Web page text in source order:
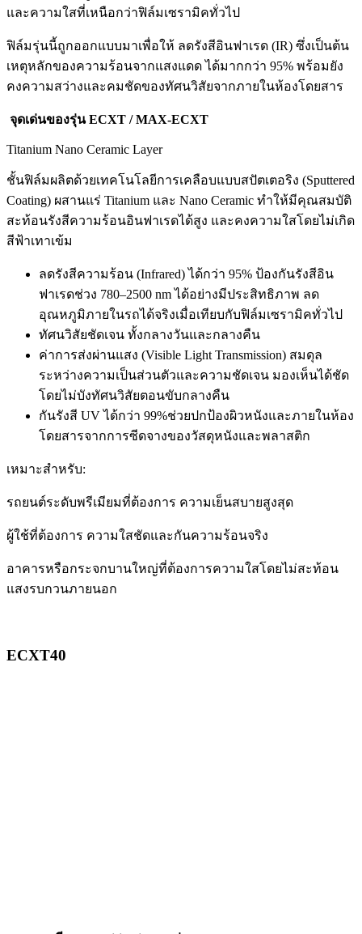
และความใสที่เหนือกว่าฟิล์มเซรามิคทั่วไป
ฟิล์มรุ่นนี้ถูกออกแบบมาเพื่อให้ ลดรังสีอินฟาเรด (IR) ซึ่งเป็นต้น
เหตุหลักของความร้อนจากแสงแดด ได้มากกว่า 95% พร้อมยัง
คงความสว่างและคมชัดของทัศนวิสัยจากภายในห้องโดยสาร
จุดเด่นของรุ่น ECXT / MAX-ECXT
Titanium Nano Ceramic Layer
ชั้นฟิล์มผลิตด้วยเทคโนโลยีการเคลือบแบบสปัตเตอริง (Sputtered
Coating) ผสานแร่ Titanium และ Nano Ceramic ทำให้มีคุณสมบัติ
สะท้อนรังสีความร้อนอินฟาเรดได้สูง และคงความใสโดยไม่เกิด
สีฟ้าเทาเข้ม
ลดรังสีความร้อน (Infrared) ได้กว่า 95% ป้องกันรังสีอิน
ฟาเรดช่วง 780–2500 nm ได้อย่างมีประสิทธิภาพ ลด
อุณหภูมิภายในรถได้จริงเมื่อเทียบกับฟิล์มเซรามิคทั่วไป
ทัศนวิสัยชัดเจน ทั้งกลางวันและกลางคืน
ค่าการส่งผ่านแสง (Visible Light Transmission) สมดุล
ระหว่างความเป็นส่วนตัวและความชัดเจน มองเห็นได้ชัด
โดยไม่บังทัศนวิสัยตอนขับกลางคืน
กันรังสี UV ได้กว่า 99%ช่วยปกป้องผิวหนังและภายในห้อง
โดยสารจากการซีดจางของวัสดุหนังและพลาสติก
เหมาะสำหรับ:
รถยนต์ระดับพรีเมียมที่ต้องการ ความเย็นสบายสูงสุด
ผู้ใช้ที่ต้องการ ความใสชัดและกันความร้อนจริง
อาคารหรือกระจกบานใหญ่ที่ต้องการความใสโดยไม่สะท้อน
แสงรบกวนภายนอก
ECXT40